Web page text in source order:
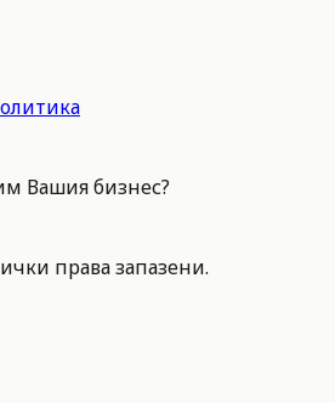
Вашия бизнес?
права запазени.